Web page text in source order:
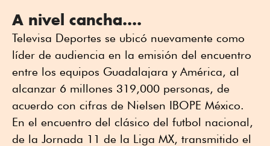
A nivel cancha....
Televisa Deportes se ubicó nuevamente como
líder de audiencia en la emisión del encuentro
entre los equipos Guadalajara y América, al
alcanzar 6 millones 319,000 personas, de
acuerdo con cifras de Nielsen IBOPE México.
En el encuentro del clásico del futbol nacional,
de la Jornada 11 de la Liga MX, transmitido el